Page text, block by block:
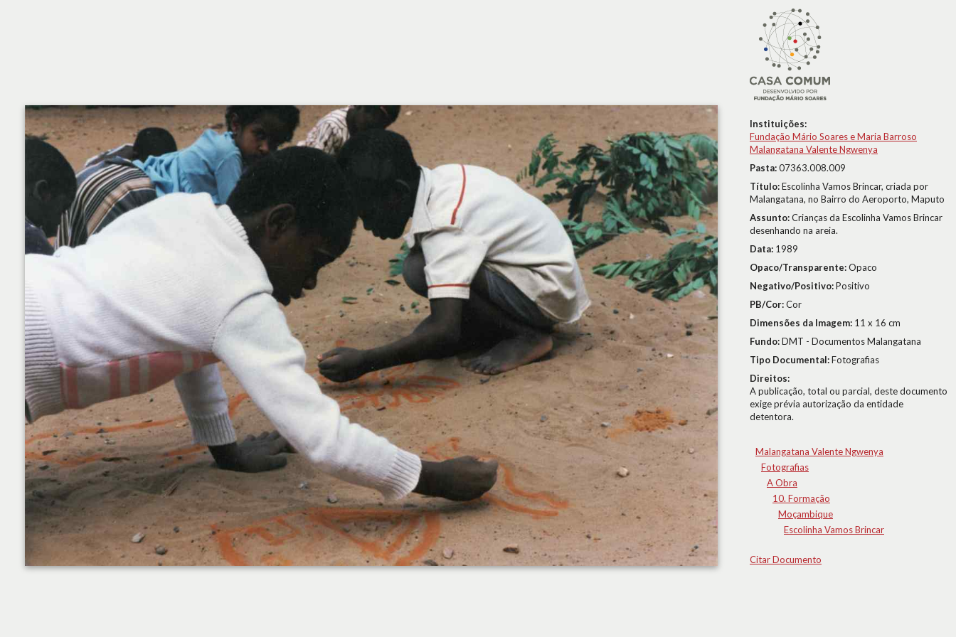
Instituições:
Fundação Mário Soares e Maria Barroso
Malangatana Valente Ngwenya
Pasta:07363.008.009
Título:Escolinha Vamos Brincar, criada por
Malangatana, no Bairro do Aeroporto, Maputo
Assunto:Crianças da Escolinha Vamos Brincar
desenhando na areia.
Data: 1989
Opaco/Transparente:Opaco
Negativo/Positivo:Positivo
PB/Cor:Cor
Dimensões da Imagem: 11 x 16 cm
Fundo:DMT - Documentos Malangatana
Tipo Documental:Fotografias
Direitos:
A publicação, total ou parcial, deste documento
exige prévia autorização da entidade
detentora.
Malangatana Valente Ngwenya
Fotografias
A Obra
10. Formação
Moçambique
Escolinha Vamos Brincar
Citar Documento